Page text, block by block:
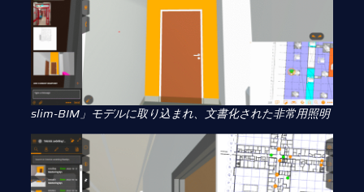
slim-BIM」モデルに取り込まれ、文書化された非常用照明